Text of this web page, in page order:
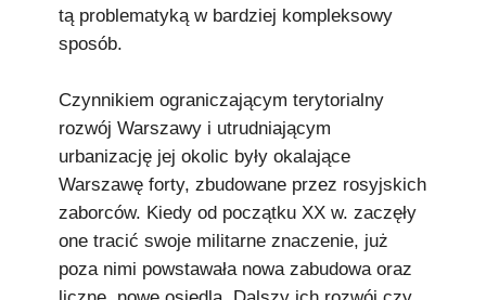
tą problematyką w bardziej kompleksowy
sposób.
Czynnikiem ograniczającym terytorialny
rozwój Warszawy i utrudniającym
urbanizację jej okolic były okalające
Warszawę forty, zbudowane przez rosyjskich
zaborców. Kiedy od początku XX w. zaczęły
one tracić swoje militarne znaczenie, już
poza nimi powstawała nowa zabudowa oraz